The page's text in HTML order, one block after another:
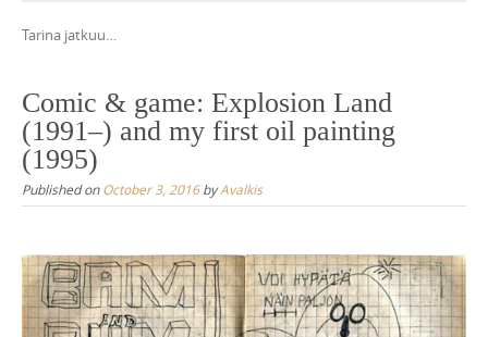
Tarina jatkuu…
Comic & game: Explosion Land
(1991–) and my first oil painting
(1995)
Published onOctober 3, 2016byAvalkis